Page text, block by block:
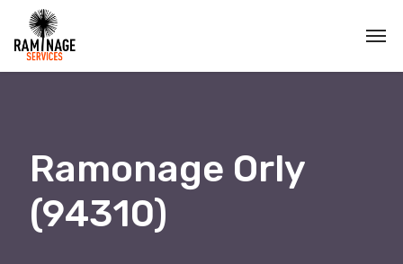
Ramonage Orly
(94310)